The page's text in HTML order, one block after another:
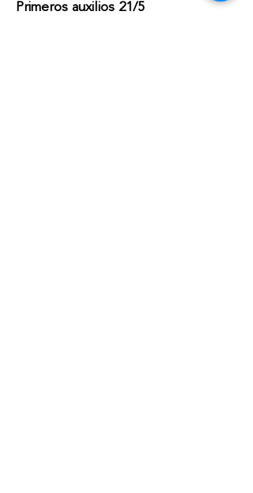
Primeros auxilios 21/5